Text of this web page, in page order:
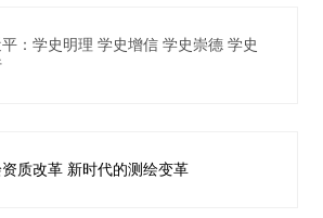
：学史明理 学史增信 学史崇德 学史
质改革 新时代的测绘变革